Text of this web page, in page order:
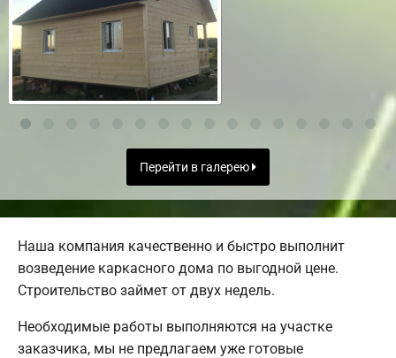
Перейти в галерею
Наша компания качественно и быстро выполнит
возведение каркасного дома по выгодной цене.
Строительство займет от двух недель.
Необходимые работы выполняются на участке
заказчика, мы не предлагаем уже готовые